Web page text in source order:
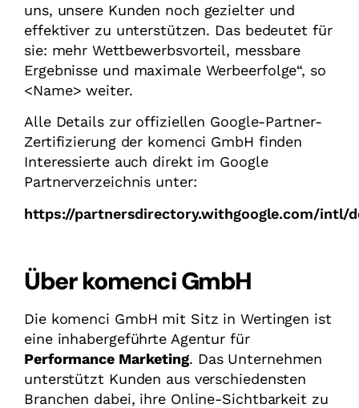
uns, unsere Kunden noch gezielter und
effektiver zu unterstützen. Das bedeutet für
sie: mehr Wettbewerbsvorteil, messbare
Ergebnisse und maximale Werbeerfolge“, so
<Name> weiter.
Alle Details zur offiziellen Google-Partner-
Zertifizierung der komenci GmbH finden
Interessierte auch direkt im Google
Partnerverzeichnis unter:
https://partnersdirectory.withgoogle.com/intl/
Über komenci GmbH
Die komenci GmbH mit Sitz in Wertingen ist
eine inhabergeführte Agentur für
Performance Marketing. Das Unternehmen
unterstützt Kunden aus verschiedensten
Branchen dabei, ihre Online-Sichtbarkeit zu